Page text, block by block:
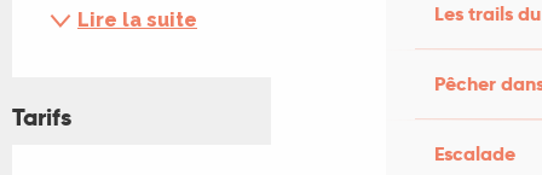
Les trails
Pêcher
Escalade
Lire la suite
Tarifs